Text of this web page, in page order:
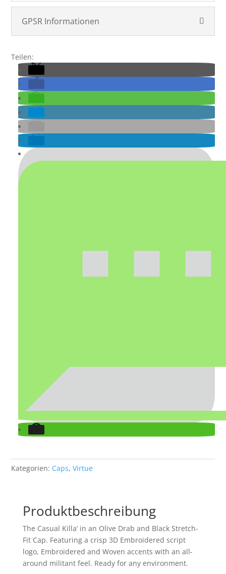
GPSR Informationen
Teilen:
Kategorien: Caps,Virtue
Produktbeschreibung
The Casual Killa‘ in an Olive Drab and Black Stretch-
Fit Cap. Featuring a crisp 3D Embroidered script
logo, Embroidered and Woven accents with an all-
around militant feel. Ready for any environment.